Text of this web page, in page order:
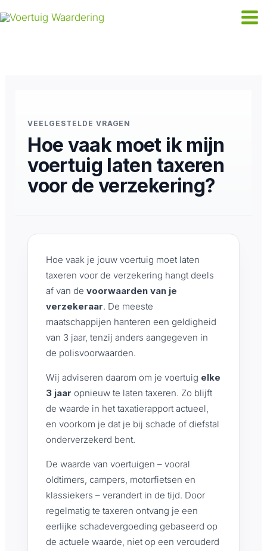
naar
VEELGESTELDE VRAGEN
Hoe vaak moet ik mijn
voertuig laten taxeren
voor de verzekering?
Hoe vaak je jouw voertuig moet laten
taxeren voor de verzekering hangt deels
af van devoorwaarden van je
verzekeraar. De meeste
maatschappijen hanteren een geldigheid
van 3 jaar, tenzij anders aangegeven in
de polisvoorwaarden.
Wij adviseren daarom om je voertuig elke
3 jaar opnieuw te laten taxeren. Zo blijft
de waarde in het taxatierapport actueel,
en voorkom je dat je bij schade of diefstal
onderverzekerd bent.
De waarde van voertuigen – vooral
oldtimers, campers, motorfietsen en
klassiekers – verandert in de tijd. Door
regelmatig te taxeren ontvang je een
eerlijke schadevergoeding gebaseerd op
de actuele waarde, niet op een verouderd